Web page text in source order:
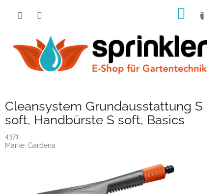
Cleansystem Grundausstattung S
soft, Handbürste S soft, Basics
4371
Marke: Gardena